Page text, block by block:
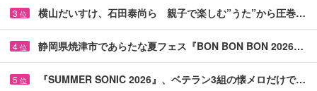
3 位 横山だいすけ、石田泰尚ら 親子で楽しむ”うた”から圧巻…
4 位 静岡県焼津市であらたな夏フェス『BON BON BON 2026…
5 位 『SUMMER SONIC 2026』、ベテラン3組の懐メロだけで…